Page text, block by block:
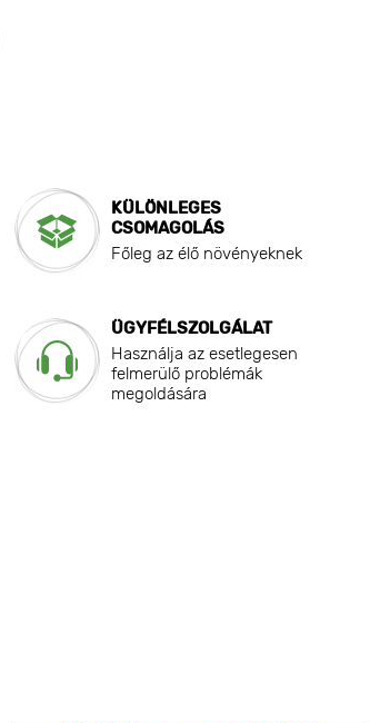
KÜLÖNLEGES
CSOMAGOLÁS
Főleg az élő növényeknek
ÜGYFÉLSZOLGÁLAT
Használja az esetlegesen
felmerülő problémák
megoldására